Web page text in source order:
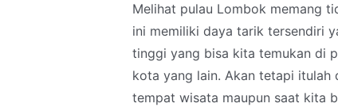
Melihat pulau Lombok memang
ini memiliki daya tarik tersendiri
tinggi yang bisa kita temukan di
kota yang lain. Akan tetapi itulah
tempat wisata maupun saat kita